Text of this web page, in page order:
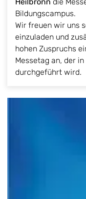
Bildungscampus.
Wir freuen wir uns
einzuladen und
hohen Zuspruchs
Messetag an, der
durchgeführt wird.